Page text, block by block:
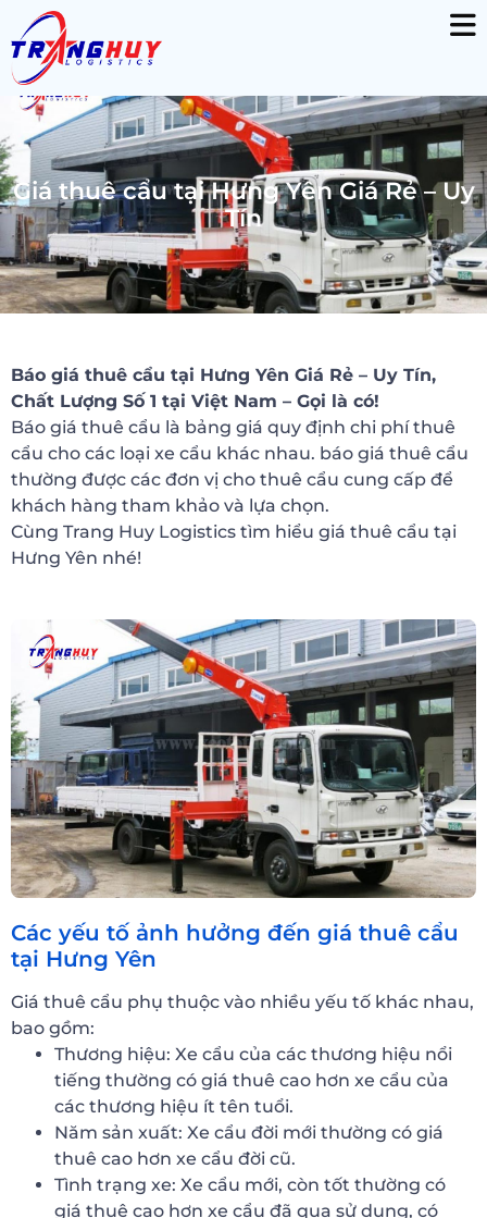
Giá thuê cẩu tại Hưng Yên Giá Rẻ – Uy
Tín
Báo giá thuê cẩu tại Hưng Yên Giá Rẻ – Uy Tín,
Chất Lượng Số 1 tại Việt Nam – Gọi là có!
Báo giá thuê cẩu là bảng giá quy định chi phí thuê
cẩu cho các loại xe cẩu khác nhau. báo giá thuê cẩu
thường được các đơn vị cho thuê cẩu cung cấp để
khách hàng tham khảo và lựa chọn.
Cùng Trang Huy Logistics tìm hiểu giá thuê cẩu tại
Hưng Yên nhé!
Các yếu tố ảnh hưởng đến giá thuê cẩu
tại Hưng Yên
Giá thuê cẩu phụ thuộc vào nhiều yếu tố khác nhau,
bao gồm:
Thương hiệu: Xe cẩu của các thương hiệu nổi
tiếng thường có giá thuê cao hơn xe cẩu của
các thương hiệu ít tên tuổi.
Năm sản xuất: Xe cẩu đời mới thường có giá
thuê cao hơn xe cẩu đời cũ.
Tình trạng xe: Xe cẩu mới, còn tốt thường có
giá thuê cao hơn xe cẩu đã qua sử dụng, có